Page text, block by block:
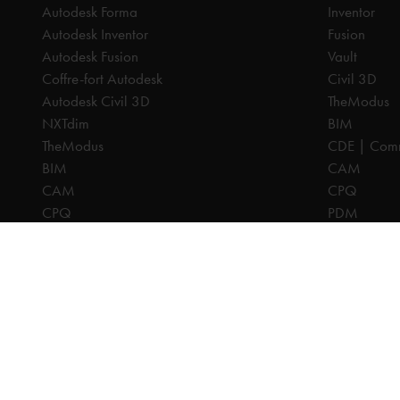
Autodesk Forma
Autodesk Inventor
Autodesk Fusion
Coffre-fort Autodesk
Autodesk Civil 3D
NXTdim
TheModus
BIM
CAM
CPQ
Inventor
Fusion
Vault
Civil 3D
TheModus
BIM
CDE |
CAM
CPQ
PDM